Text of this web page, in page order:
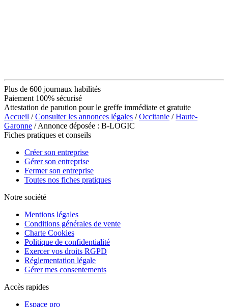
Plus de 600 journaux habilités
Paiement 100% sécurisé
Attestation de parution pour le greffe immédiate et gratuite
Accueil /Consulter les annonces légales /Occitanie /Haute-
Garonne / Annonce déposée : B-LOGIC
Fiches pratiques et conseils
Créer son entreprise
Gérer son entreprise
Fermer son entreprise
Toutes nos fiches pratiques
Notre société
Mentions légales
Conditions générales de vente
Charte Cookies
Politique de confidentialité
Exercer vos droits RGPD
Réglementation légale
Gérer mes consentements
Accès rapides
Espace pro